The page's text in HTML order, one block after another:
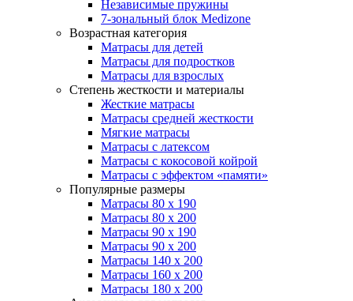
Независимые пружины
7-зональный блок Medizone
Возрастная категория
Матрасы для детей
Матрасы для подростков
Матрасы для взрослых
Степень жесткости и материалы
Жесткие матрасы
Матрасы средней жесткости
Мягкие матрасы
Матрасы с латексом
Матрасы с кокосовой койрой
Матрасы с эффектом «памяти»
Популярные размеры
Матрасы 80 x 190
Матрасы 80 x 200
Матрасы 90 x 190
Матрасы 90 x 200
Матрасы 140 x 200
Матрасы 160 x 200
Матрасы 180 x 200